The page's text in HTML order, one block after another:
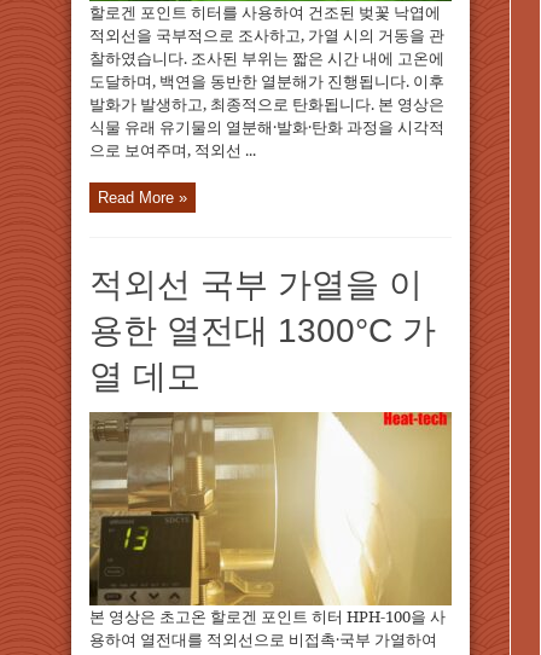
할로겐 포인트 히터를 사용하여 건조된 벚꽃 낙엽에
적외선을 국부적으로 조사하고, 가열 시의 거동을 관
찰하였습니다. 조사된 부위는 짧은 시간 내에 고온에
도달하며, 백연을 동반한 열분해가 진행됩니다. 이후
발화가 발생하고, 최종적으로 탄화됩니다. 본 영상은
식물 유래 유기물의 열분해·발화·탄화 과정을 시각적
으로 보여주며, 적외선 ...
Read More »
적외선 국부 가열을 이
용한 열전대 1300°C 가
열 데모
본 영상은 초고온 할로겐 포인트 히터 HPH-100을 사
용하여 열전대를 적외선으로 비접촉·국부 가열하여